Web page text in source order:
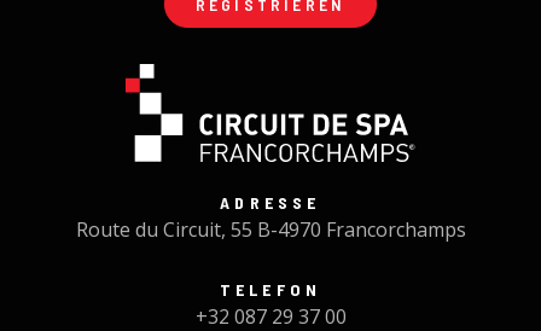
REGISTRIEREN
ADRESSE
Route du Circuit, 55 B-4970 Francorchamps
TELEFON
+32 087 29 37 00